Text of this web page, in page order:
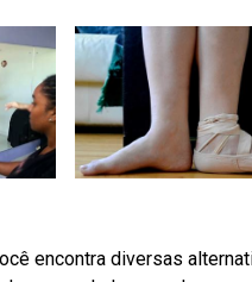
encontra diversas